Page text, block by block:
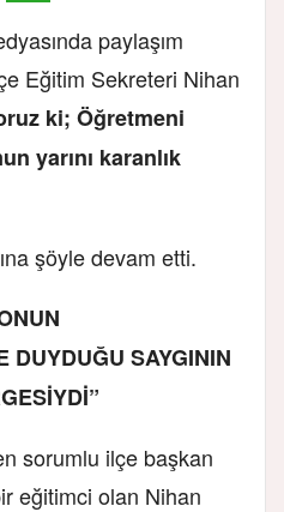
paylaşım
Eğitim Sekreteri Nihan
ki; Öğretmeni
yarını karanlık
şöyle devam etti.
DUYDUĞU SAYGININ
sorumlu ilçe başkan
eğitimci olan Nihan